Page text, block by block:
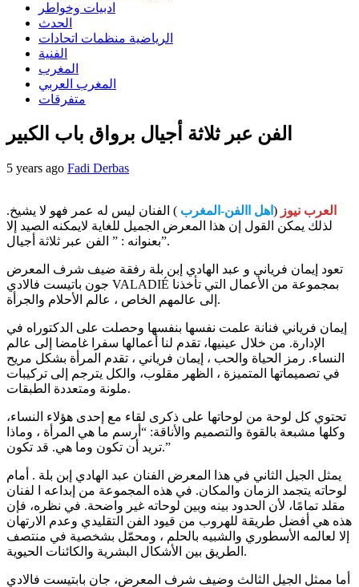
ادبيات وخواطر
الحدث
الرياضية منظمات اتحادات
الفنية
المغرب
المغرب العربي
متفرقات
الفن عبر ثلاثة أجيال برواق باب الكبير
5 years ago Fadi Derbas
العرب نيوز ( اهل االفن-المغرب ) الفنان ليس له عمر فهو لا يشيخ.
لذلك يمكن القول إن هذا المعرض الجميل للغاية لايمكنه الصيد إلا
بعنوانه : ” الفن عبر ثلاثة أجيال”.
تعود إيمان فرياني و عبد الهادي إبن بلة رفقة ضيف شرف المعرض
جون باتيست فالادي VALADIÉ بمجموعة من الأعمال التي تأخذنا
إلى عالمهم الخاص ، عالم الأحلام والجرأة.
إيمان فرياني فنانة علمت نفسها بنفسها وحصلت على الدكتوراه في
الإدارة. من خلال عينيها، تقدم لنا أعمالها سفرا غامضا إلى عالم
النساء. رمز الحياة والحب ، إيمان فرياني ، تقدم المرأة بشكل مريح
في تصميماتها المتميزة ، الظهر مقلوب، والكل يترجم إلى تركيبات
ملونة ومتعددة الطبقات.
تحتوي كل لوحة من لوحاتها على ذكرى لقاء مع إحدى هؤلاء النساء،
وكلها مشبعة بالقوة والتصميم والأناقة: “أرسم ما هي المرأة ، وماذا
تريد أن تكون وما هي. قد تكون.”
يمثل الجيل الثاني في هذا المعرض الفنان عبد الهادي إبن بلة . أمام
لوحاته يتجمد الزمان والمكان. في هذه المجموعة من إبداعه ا لفنان
مقلد تمامًا، لأن الحدود بينه وبين لوحاته غير واضحة. في نظره، فإن
هذه هي أفضل طريقة للهروب من قيود الفن التقليدي وعدم الارتهان
إلا لعالمه الأسطوري والشبيه بالحلم ، ومحمّل بشخصية في منتصف
الطريق بين الأشكال البشرية والكائنات الحيوية.
أما ممثل الجيل الثالث وضيف شرف المعرض، جان بابتيست فالادي